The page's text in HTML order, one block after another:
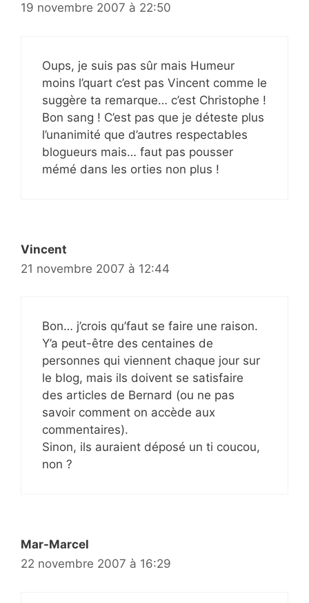
19 novembre 2007 à 22:50
Oups, je suis pas sûr mais Humeur
moins l’quart c’est pas Vincent comme le
suggère ta remarque… c’est Christophe !
Bon sang ! C’est pas que je déteste plus
l’unanimité que d’autres respectables
blogueurs mais… faut pas pousser
mémé dans les orties non plus !
Vincent
21 novembre 2007 à 12:44
Bon… j’crois qu’faut se faire une raison.
Y’a peut-être des centaines de
personnes qui viennent chaque jour sur
le blog, mais ils doivent se satisfaire
des articles de Bernard (ou ne pas
savoir comment on accède aux
commentaires).
Sinon, ils auraient déposé un ti coucou,
non ?
Mar-Marcel
22 novembre 2007 à 16:29